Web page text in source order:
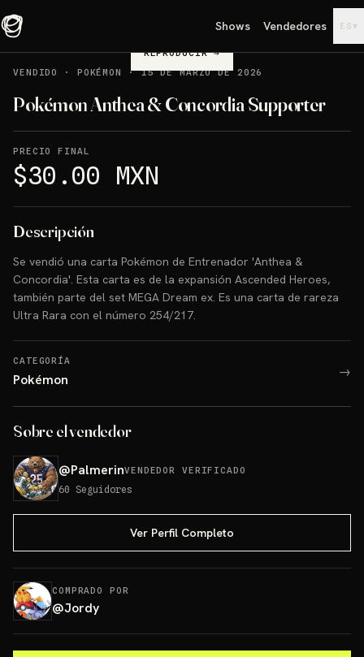
Shows Vendedores ES ▾
REPRODUCIR→
VENDIDO
· POKÉMON ·15 DE MARZO DE 2026
Pokémon Anthea & Concordia Supporter
PRECIO FINAL
$30.00 MXN
Descripción
Se vendió una carta Pokémon de Entrenador 'Anthea &
Concordia'. Esta carta es de la expansión Ascended Heroes,
también parte del set MEGA Dream ex. Es una carta de rareza
Ultra Rara con el número 254/217.
CATEGORÍA
Pokémon →
Sobre el vendedor
@PalmerinVENDEDOR VERIFICADO
60 Seguidores
Ver Perfil Completo
COMPRADO POR
@Jordy